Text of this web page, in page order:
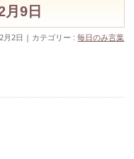
9日
月2日 カテゴリー :毎日のみ言葉